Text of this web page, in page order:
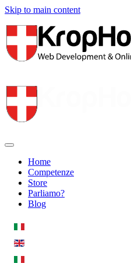
Skip to main content
Home
Competenze
Store
Parliamo?
Blog